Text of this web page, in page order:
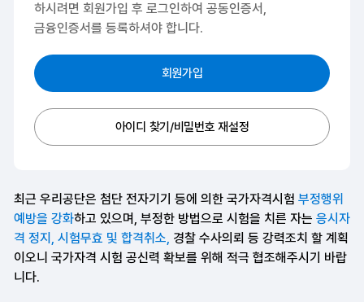
하시려면 회원가입 후 로그인하여 공동인증서,
금융인증서를 등록하셔야 합니다.
회원가입
아이디 찾기/비밀번호 재설정
최근 우리공단은 첨단 전자기기 등에 의한 국가자격시험 부정행위
예방을 강화하고 있으며, 부정한 방법으로 시험을 치른 자는 응시자
격 정지, 시험무효 및 합격취소, 경찰 수사의뢰 등 강력조치 할 계획
이오니 국가자격 시험 공신력 확보를 위해 적극 협조해주시기 바랍
니다.